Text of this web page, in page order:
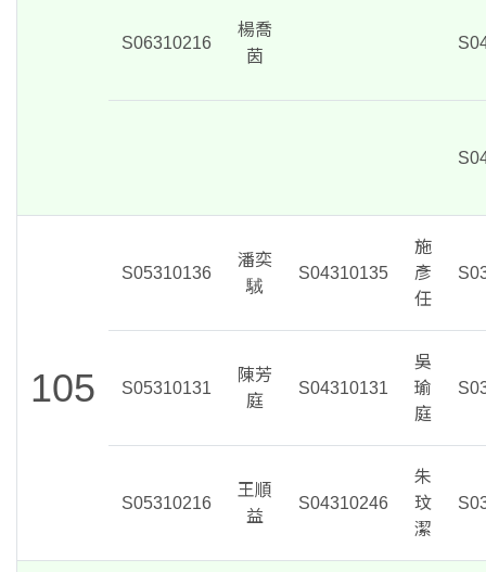
S06310216
楊喬
茵
105
S05310136
潘奕
駥
S04310135
施
彥
任
S05310131
陳芳
庭
S04310131
吳
瑜
庭
S05310216
王順
益
S04310246
朱
玟
潔